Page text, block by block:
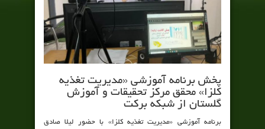
پخش برنامه آموزشی «مدیریت تغذیه
کلزا» محقق مرکز تحقیقات و آموزش
گلستان از شبکه برکت
برنامه آموزشی «مدیریت تغذیه کلزا» با حضور لیلا صادق